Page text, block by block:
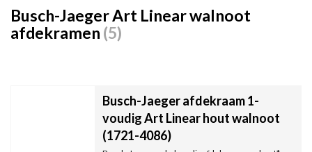
Busch-Jaeger Art Linear walnoot
afdekramen (5)
Busch-Jaeger afdekraam 1-
voudig Art Linear hout walnoot
(1721-4086)